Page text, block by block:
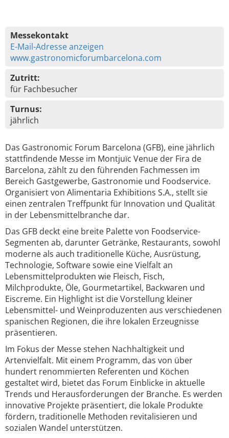
Messekontakt
E-Mail-Adresse anzeigen
www.gastronomicforumbarcelona.com
Zutritt:
für Fachbesucher
Turnus:
jährlich
Das Gastronomic Forum Barcelona (GFB), eine jährlich
stattfindende Messe im Montjuïc Venue der Fira de
Barcelona, zählt zu den führenden Fachmessen im
Bereich Gastgewerbe, Gastronomie und Foodservice.
Organisiert von Alimentaria Exhibitions S.A., stellt sie
einen zentralen Treffpunkt für Innovation und Qualität
in der Lebensmittelbranche dar.
Das GFB deckt eine breite Palette von Foodservice-
Segmenten ab, darunter Getränke, Restaurants, sowohl
moderne als auch traditionelle Küche, Ausrüstung,
Technologie, Software sowie eine Vielfalt an
Lebensmittelprodukten wie Fleisch, Fisch,
Milchprodukte, Öle, Gourmetartikel, Backwaren und
Eiscreme. Ein Highlight ist die Vorstellung kleiner
Lebensmittel- und Weinproduzenten aus verschiedenen
spanischen Regionen, die ihre lokalen Erzeugnisse
präsentieren.
Im Fokus der Messe stehen Nachhaltigkeit und
Artenvielfalt. Mit einem Programm, das von über
hundert renommierten Referenten und Köchen
gestaltet wird, bietet das Forum Einblicke in aktuelle
Trends und Herausforderungen der Branche. Es werden
innovative Projekte präsentiert, die lokale Produkte
fördern, traditionelle Methoden revitalisieren und
sozialen Wandel unterstützen.